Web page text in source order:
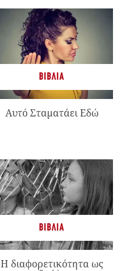
ΒΙΒΛΊΑ
Αυτό Σταματάει Εδώ
ΒΙΒΛΊΑ
Η διαφορετικότητα ως